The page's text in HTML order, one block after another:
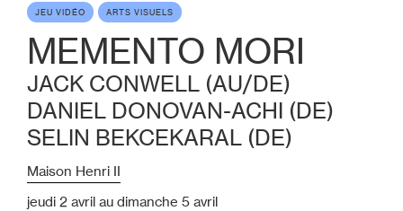
JEU VIDÉO ARTS VISUELS
MEMENTO MORI
JACK CONWELL (AU/DE)
DANIEL DONOVAN-ACHI (DE)
SELIN BEKCEKARAL (DE)
Maison Henri II
jeudi 2 avril au dimanche 5 avril